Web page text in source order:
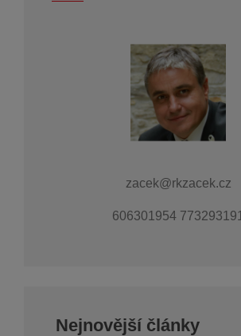
zacek@rkzacek.cz
606301954 773293191
Nejnovější články